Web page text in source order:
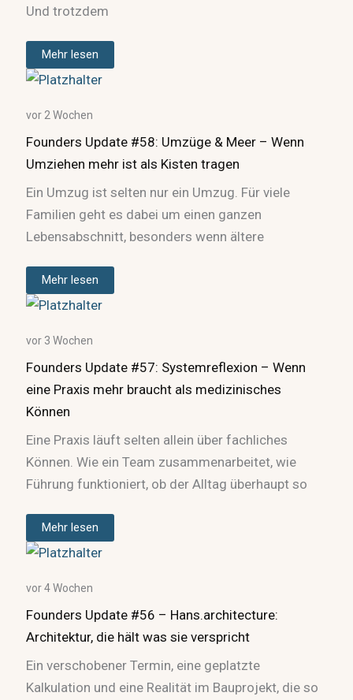
Und trotzdem
Mehr lesen
vor 2 Wochen
Founders Update #58: Umzüge & Meer – Wenn
Umziehen mehr ist als Kisten tragen
Ein Umzug ist selten nur ein Umzug. Für viele
Familien geht es dabei um einen ganzen
Lebensabschnitt, besonders wenn ältere
Mehr lesen
vor 3 Wochen
Founders Update #57: Systemreflexion – Wenn
eine Praxis mehr braucht als medizinisches
Können
Eine Praxis läuft selten allein über fachliches
Können. Wie ein Team zusammenarbeitet, wie
Führung funktioniert, ob der Alltag überhaupt so
Mehr lesen
vor 4 Wochen
Founders Update #56 – Hans.architecture:
Architektur, die hält was sie verspricht
Ein verschobener Termin, eine geplatzte
Kalkulation und eine Realität im Bauprojekt, die so